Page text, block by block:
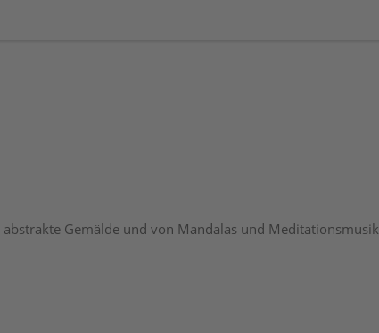
Gemälde und von Mandalas und Meditationsmusik